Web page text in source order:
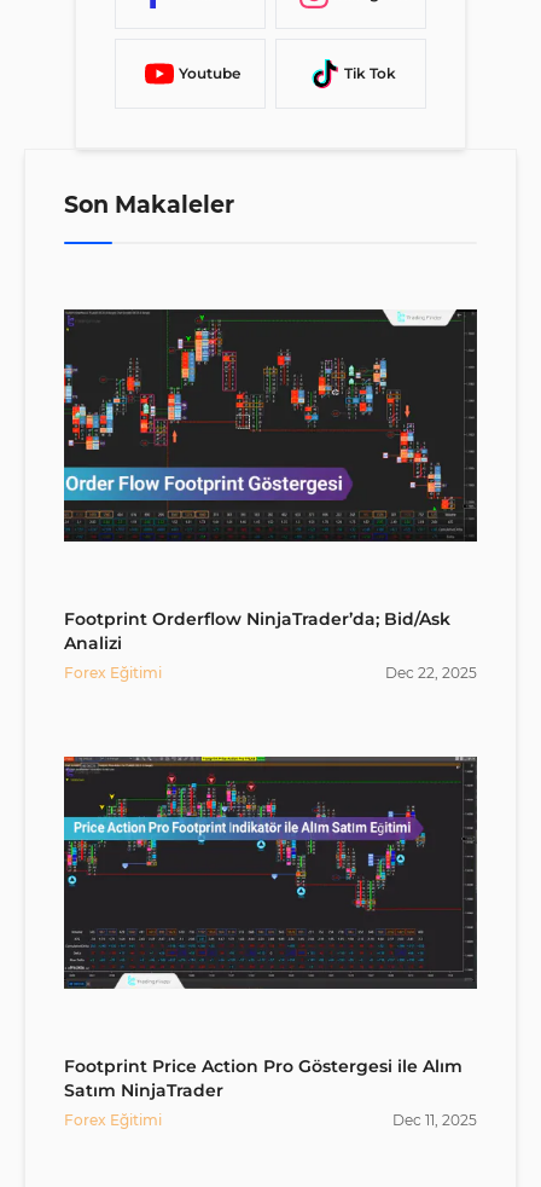
Youtube Tik Tok
Son Makaleler
Footprint Orderflow NinjaTrader’da; Bid/Ask
Analizi
Forex Eğitimi Dec 22, 2025
Footprint Price Action Pro Göstergesi ile Alım
Satım NinjaTrader
Forex Eğitimi Dec 11, 2025